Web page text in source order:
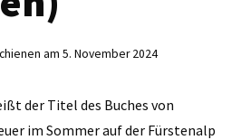
am 5. November 2024
der Titel des Buches von
im Sommer auf der Fürstenalp